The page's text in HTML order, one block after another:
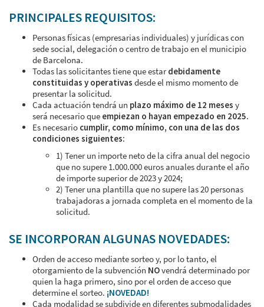
PRINCIPALES REQUISITOS:
Personas físicas (empresarias individuales) y jurídicas con
sede social, delegación o centro de trabajo en el municipio
de Barcelona.
Todas las solicitantes tiene que estardebidamente
constituidas y operativas desde el mismo momento de
presentar la solicitud.
Cada actuación tendrá un plazo máximo de 12 meses y
será necesario que empiezan o hayan empezado en 2025.
Es necesario cumplir, como mínimo, con una de las dos
condiciones siguientes:
1) Tener un importe neto de la cifra anual del negocio
que no supere 1.000.000 euros anuales durante el año
de importe superior de 2023 y 2024;
2) Tener una plantilla que no supere las 20 personas
trabajadoras a jornada completa en el momento de la
solicitud.
SE INCORPORAN ALGUNAS NOVEDADES:
Orden de acceso mediante sorteo y, por lo tanto, el
otorgamiento de la subvención NOvendrá determinado por
quien la haga primero, sino por el orden de acceso que
determine el sorteo. ¡NOVEDAD!
Cada modalidad se subdivide en diferentes submodalidades